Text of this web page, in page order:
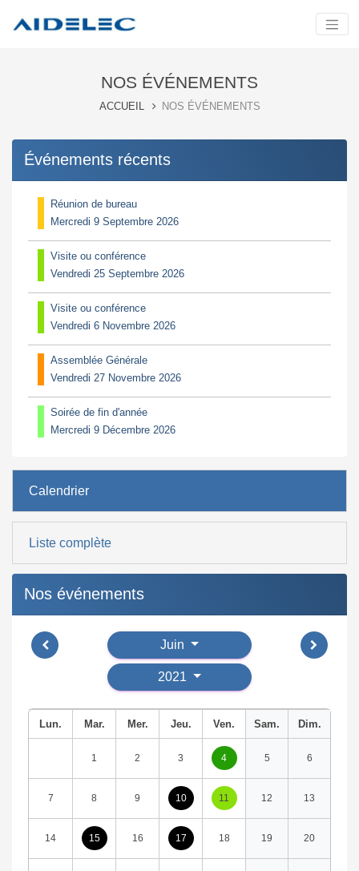
NOS ÉVÉNEMENTS
ACCUEIL NOS ÉVÉNEMENTS
Événements récents
Réunion de bureau
Mercredi 9 Septembre 2026
Visite ou conférence
Vendredi 25 Septembre 2026
Visite ou conférence
Vendredi 6 Novembre 2026
Assemblée Générale
Vendredi 27 Novembre 2026
Soirée de fin d'année
Mercredi 9 Décembre 2026
Calendrier
Liste complète
Nos événements
Juin
2021
Lun. Mar. Mer. Jeu. Ven. Sam. Dim.
1 2 3 4 5 6
7 8 9 10 11 12 13
14 15 16 17 18 19 20